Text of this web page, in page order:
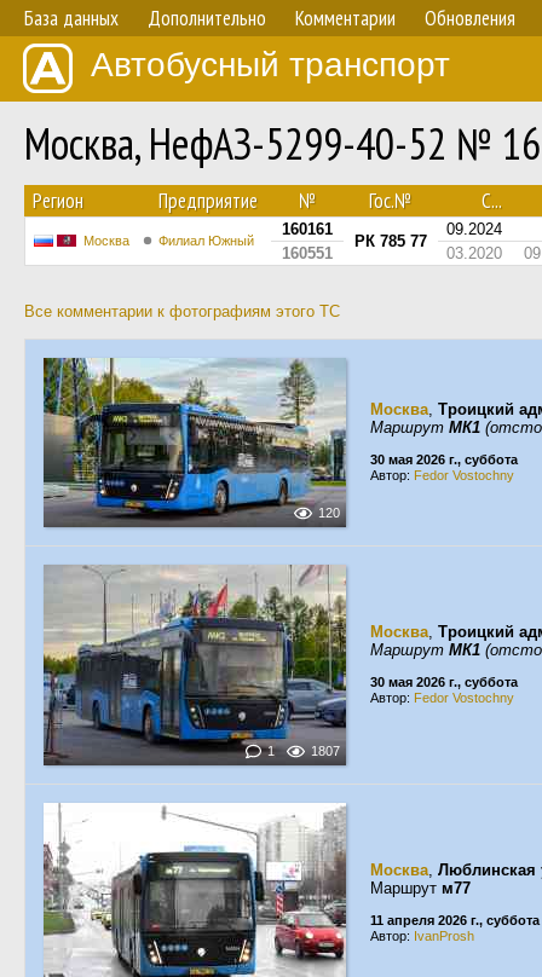
База данных Дополнительно Комментарии Обновления
Автобусный транспорт
Москва, НефАЗ-5299-40-52 №
Регион Предприятие № Гос.№ С...
Москва Филиал Южный
160161
РК 785 77
09.2024
160551
03.2020
Все комментарии к фотографиям этого ТС
120
Москва, Троицкий
Маршрут МК1
30 мая 2026 г., суббота
Автор: Fedor Vostochny
1 1807
Москва, Троицкий
Маршрут МК1
30 мая 2026 г., суббота
Автор: Fedor Vostochny
Москва, Люблинская
Маршрут м77
11 апреля 2026 г., суббота
Автор: IvanProsh